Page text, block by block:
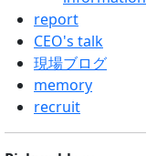
report
CEO's talk
現場ブログ
memory
recruit